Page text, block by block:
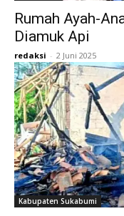
Rumah Ayah-
Diamuk Api
redaksi - 2 Juni 2025
Kabupaten Sukabumi